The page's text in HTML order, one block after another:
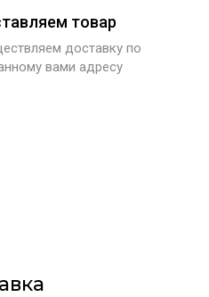
товар
доставку по
вами адресу